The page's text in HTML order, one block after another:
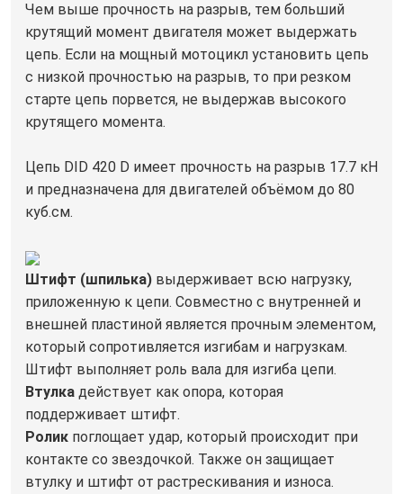
Чем выше прочность на разрыв, тем больший
крутящий момент двигателя может выдержать
цепь. Если на мощный мотоцикл установить цепь
с низкой прочностью на разрыв, то при резком
старте цепь порвется, не выдержав высокого
крутящего момента.
Цепь DID 420 D имеет прочность на разрыв 17.7 кН
и предназначена для двигателей объёмом до 80
куб.см.
Штифт (шпилька) выдерживает всю нагрузку,
приложенную к цепи. Совместно с внутренней и
внешней пластиной является прочным элементом,
который сопротивляется изгибам и нагрузкам.
Штифт выполняет роль вала для изгиба цепи.
Втулка действует как опора, которая
поддерживает штифт.
Ролик поглощает удар, который происходит при
контакте со звездочкой. Также он защищает
втулку и штифт от растрескивания и износа.